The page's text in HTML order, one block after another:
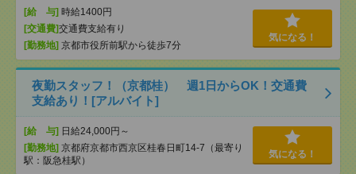
[給 与] 時給1400円
[交通費]交通費支給有り
[勤務地] 京都市役所前駅から徒歩7分
気になる！
夜勤スタッフ！（京都桂） 週1日からOK！交通費
支給あり！[アルバイト]
[給 与] 日給24,000円～
[勤務地] 京都府京都市西京区桂春日町14-7（最寄り
駅：阪急桂駅）
気になる！